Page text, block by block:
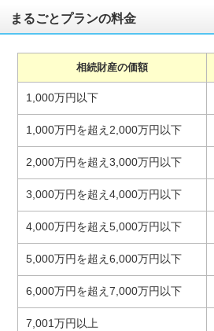
まるごとプランの料金
相続財産の価額
1,000万円以下
1,000万円を超え2,000万円以下
2,000万円を超え3,000万円以下
3,000万円を超え4,000万円以下
4,000万円を超え5,000万円以下
5,000万円を超え6,000万円以下
6,000万円を超え7,000万円以下
7,001万円以上